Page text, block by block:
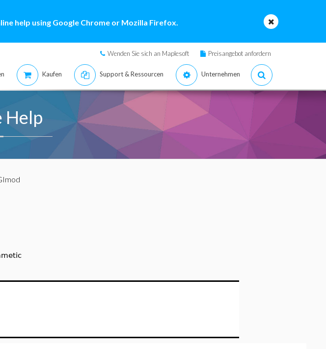
help using Google Chrome or Mozilla Firefox.
Wenden Sie sich an Maplesoft Preisangebot anfordern
Kaufen Support & Ressourcen Unternehmen
Help